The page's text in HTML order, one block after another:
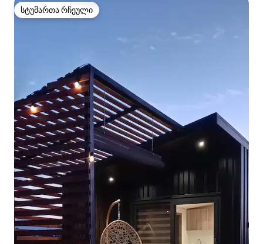
სტუმართა რჩეული
სტუმართა რჩეული